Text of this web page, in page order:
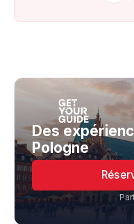
Des
Pologne